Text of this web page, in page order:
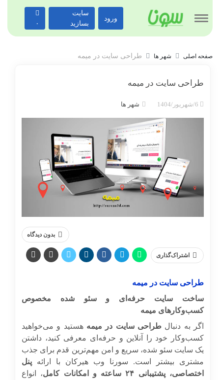
ورود
سایت
بسازید
۰
صفحه اصلی شهر ها طراحی سایت در میمه
طراحی سایت در میمه
شهر ها
بدون دیدگاه
اشتراک‌گذاری
طراحی سایت در میمه
ساخت سایت حرفه‌ای و سئو شده مخصوص
کسب‌وکارهای میمه
اگر به دنبال طراحی سایت در میمه هستید و می‌خواهید
کسب‌وکار خود را آنلاین و حرفه‌ای معرفی کنید، داشتن
یک سایت سئو شده، سریع و امن مهم‌ترین قدم برای جذب
مشتری بیشتر است. سورنا وب هیرکان با ارائه پنل
اختصاصی، پشتیبانی ۲۴ ساعته و امکانات کامل
، انواع